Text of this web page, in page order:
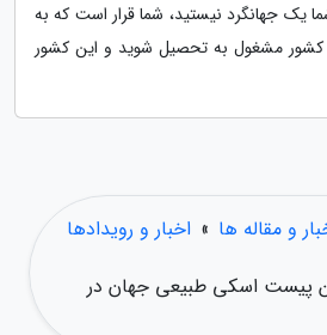
یک جهانگرد نیستید، شما قرار است که به
کشور مشغول به تحصیل شوید و این کشور
و مقاله ها » اخبار و رویدادها
پیست اسکی طبیعی جهان در